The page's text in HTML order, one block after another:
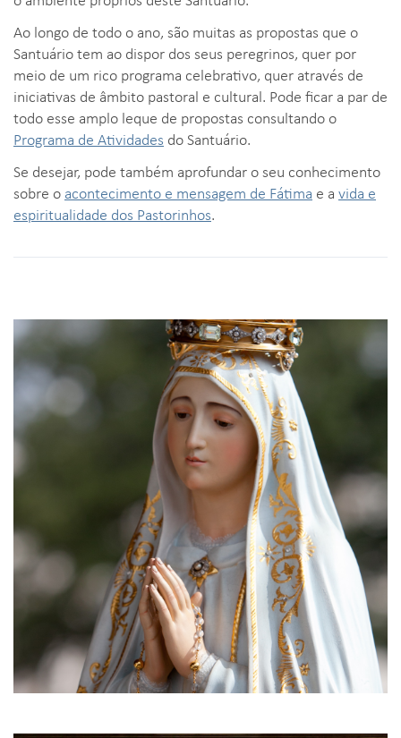
Ao longo de todo o ano, são muitas as propostas que o
Santuário tem ao dispor dos seus peregrinos, quer por
meio de um rico programa celebrativo, quer através de
iniciativas de âmbito pastoral e cultural. Pode ficar a par de
todo esse amplo leque de propostas consultando o
Programa de Atividades do Santuário.
Se desejar, pode também aprofundar o seu conhecimento
sobre o acontecimento e mensagem de Fátima e a vida e
espiritualidade dos Pastorinhos.